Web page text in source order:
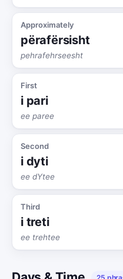
Approximately
përafërsisht
pehrafehrseesht
First
i pari
ee paree
Second
i dyti
ee dYtee
Third
i treti
ee trehtee